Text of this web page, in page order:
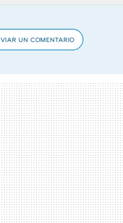
UN COMENTARIO